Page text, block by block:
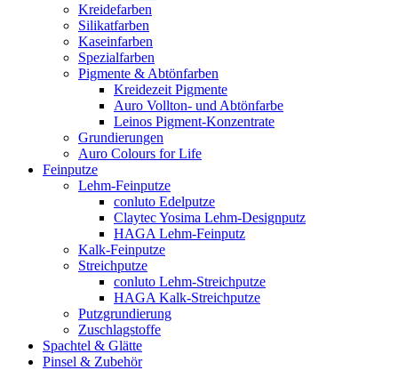
Kreidefarben
Silikatfarben
Kaseinfarben
Spezialfarben
Pigmente & Abtönfarben
Kreidezeit Pigmente
Auro Vollton- und Abtönfarbe
Leinos Pigment-Konzentrate
Grundierungen
Auro Colours for Life
Feinputze
Lehm-Feinputze
conluto Edelputze
Claytec Yosima Lehm-Designputz
HAGA Lehm-Feinputz
Kalk-Feinputze
Streichputze
conluto Lehm-Streichputze
HAGA Kalk-Streichputze
Putzgrundierung
Zuschlagstoffe
Spachtel & Glätte
Pinsel & Zubehör